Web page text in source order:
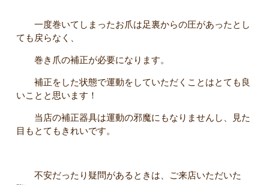
一度巻いてしまったお爪は足裏からの圧があったとし
ても戻らなく、
巻き爪の補正が必要になります。
補正をした状態で運動をしていただくことはとても良
いことと思います！
当店の補正器具は運動の邪魔にもなりませんし、見た
目もとてもきれいです。
不安だったり疑問があるときは、ご来店いただいた